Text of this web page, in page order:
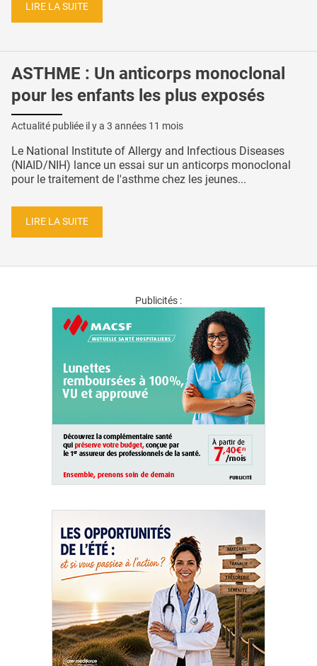
LIRE LA SUITE
ASTHME : Un anticorps monoclonal
pour les enfants les plus exposés
Actualité publiée il y a 3 années 11 mois
Le National Institute of Allergy and Infectious Diseases
(NIAID/NIH) lance un essai sur un anticorps monoclonal
pour le traitement de l'asthme chez les jeunes...
LIRE LA SUITE
Publicités :